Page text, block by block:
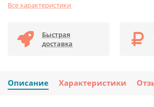
Все характеристики
Быстрая
доставка
Описание Характеристики